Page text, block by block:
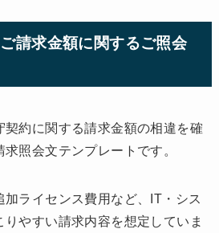
請求金額に関するご照会
契約に関する請求金額の相違を確
照会文テンプレートです。
ライセンス費用など、IT・シス
やすい請求内容を想定していま